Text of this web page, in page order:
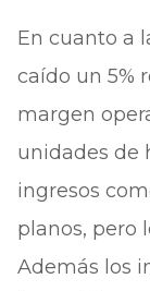
En cuanto a
caído un 5%
margen
unidades de
ingresos
planos, pero
Además los